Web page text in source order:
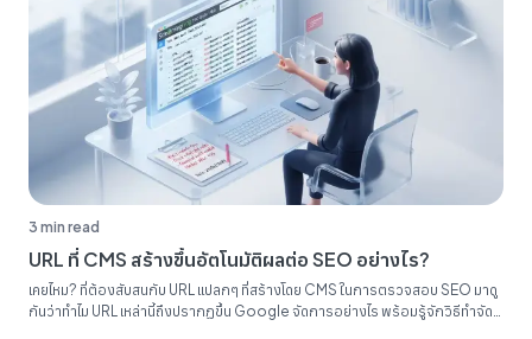
3 min read
URL ที่ CMS สร้างขึ้นอัตโนมัติผลต่อ SEO อย่างไร?
เคยไหม? ที่ต้องสับสนกับ URL แปลกๆ ที่สร้างโดย CMS ในการตรวจสอบ SEO มาดู
กันว่าทำไม URL เหล่านี้ถึงปรากฏขึ้น Google จัดการอย่างไร พร้อมรู้จักวิธีทำจัด